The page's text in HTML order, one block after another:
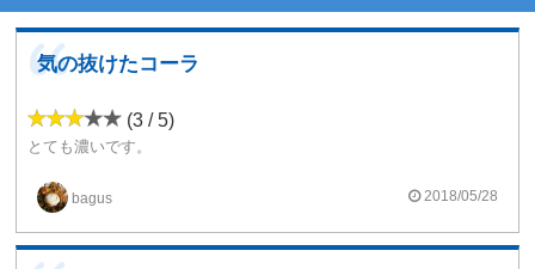
気の抜けたコーラ
(3 / 5)
とても濃いです。
フルーツ系と混ぜて使うにはとても便利なコーラフレーバーです。
単体では少し甘すぎな安っぽいコーラなので、風味付けに使うくらいがいいかもしれません。
bagus 2018/05/28